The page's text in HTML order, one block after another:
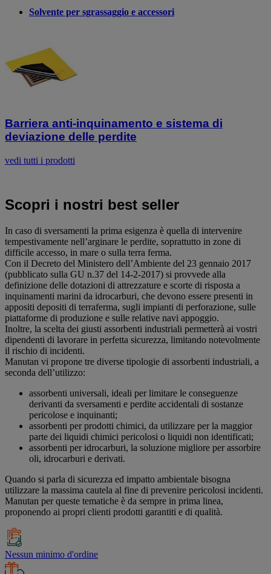
Solvente per sgrassaggio e accessori
Barriera anti-inquinamento e sistema di
deviazione delle perdite
vedi tutti i prodotti
Scopri i nostri best seller
In caso di sversamenti la prima esigenza è quella di intervenire
tempestivamente nell’arginare le perdite, soprattutto in zone di
difficile accesso, in mare o sulla terra ferma.
Con il Decreto del Ministero dell’Ambiente del 23 gennaio 2017
(pubblicato sulla GU n.37 del 14-2-2017) si provvede alla
definizione delle dotazioni di attrezzature e scorte di risposta a
inquinamenti marini da idrocarburi, che devono essere presenti in
appositi depositi di terraferma, sugli impianti di perforazione, sulle
piattaforme di produzione e sulle relative navi appoggio.
Inoltre, la scelta dei giusti assorbenti industriali permetterà ai vostri
dipendenti di lavorare in perfetta sicurezza, limitando notevolmente
il rischio di incidenti.
Manutan vi propone tre diverse tipologie di assorbenti industriali, a
seconda dell’utilizzo:
assorbenti universali, ideali per limitare le conseguenze
derivanti da sversamenti e perdite accidentali di sostanze
pericolose e inquinanti;
assorbenti per prodotti chimici, da utilizzare per la maggior
parte dei liquidi chimici pericolosi o liquidi non identificati;
assorbenti per idrocarburi, la soluzione migliore per assorbire
oli, idrocarburi e derivati.
Quando si parla di sicurezza ed impatto ambientale bisogna
utilizzare la massima cautela al fine di prevenire pericolosi incidenti.
Manutan per queste tematiche è da sempre in prima linea,
proponendo ai propri clienti prodotti garantiti e di qualità.
Nessun minimo d'ordine